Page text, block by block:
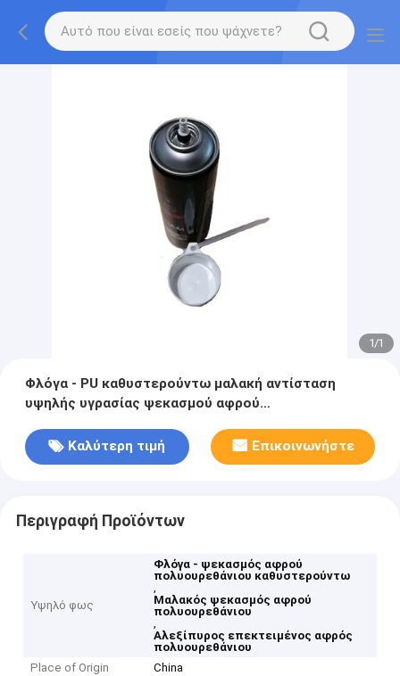
1/1
Φλόγα - PU καθυστερούντω μαλακή αντίσταση
υψηλής υγρασίας ψεκασμού αφρού
Καλύτερη τιμή
Επικοινωνήστε
Περιγραφή Προϊόντων
Υψηλό φως
Φλόγα - ψεκασμός αφρού
πολυουρεθάνιου καθυστερούντω
,
Μαλακός ψεκασμός αφρού
πολυουρεθάνιου
,
Αλεξίπυρος επεκτειμένος αφρός
πολυουρεθάνιου
Place of Origin
China